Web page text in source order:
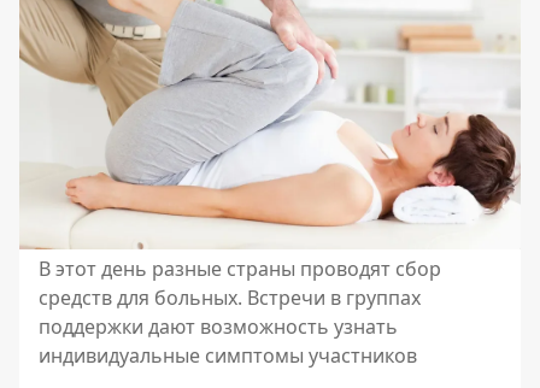
В этот день разные страны проводят сбор
средств для больных. Встречи в группах
поддержки дают возможность узнать
индивидуальные симптомы участников